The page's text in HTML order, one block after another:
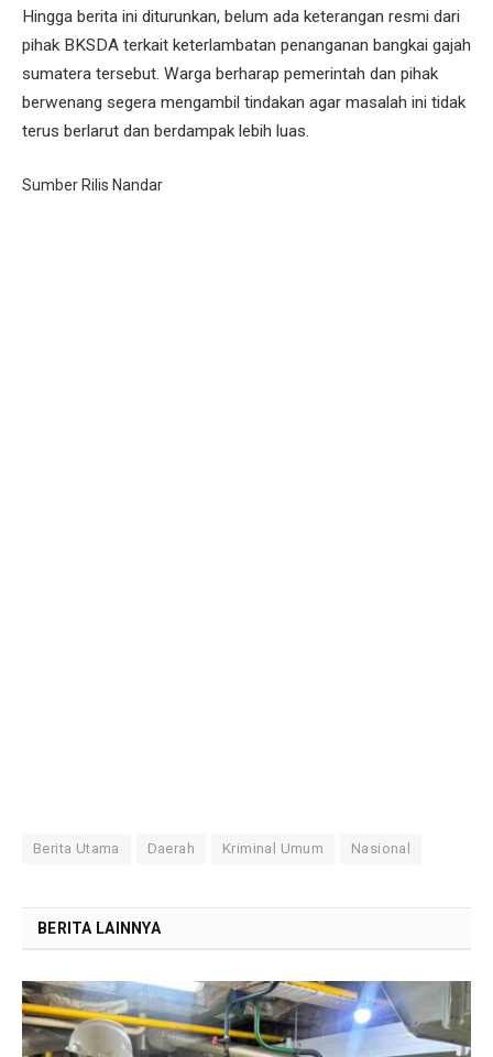
‎Hingga berita ini diturunkan, belum ada keterangan resmi dari
pihak BKSDA terkait keterlambatan penanganan bangkai gajah
sumatera tersebut. Warga berharap pemerintah dan pihak
berwenang segera mengambil tindakan agar masalah ini tidak
terus berlarut dan berdampak lebih luas.
Sumber Rilis Nandar
Berita Utama Daerah Kriminal Umum Nasional
BERITA LAINNYA